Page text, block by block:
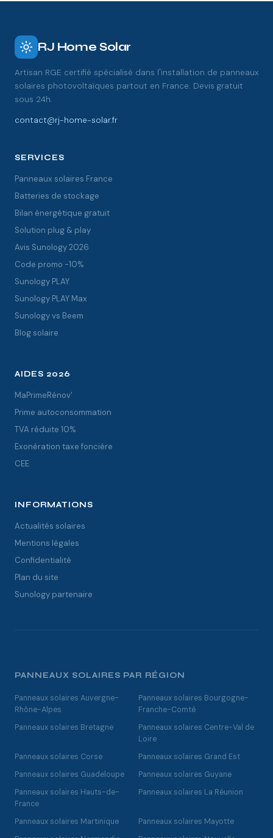
RJ Home Solar
Artisan RGE certifié spécialisé dans l'installation de panneaux
solaires photovoltaïques partout en France. Devis gratuit
sous 24h.
contact@rj-home-solar.fr
SERVICES
Panneaux solaires France
Batteries de stockage
Bilan énergétique gratuit
Solution plug & play
Avis Sunology 2026
Code promo -10%
Sunology PLAY
Sunology PLAY Max
Sunology vs Beem
Blog solaire
AIDES 2026
MaPrimeRénov'
Prime autoconsommation
TVA réduite 10%
Exonération taxe foncière
CEE
INFORMATIONS
Actualités solaires
Mentions légales
Confidentialité
Plan du site
Sunology partenaire
PANNEAUX SOLAIRES PAR RÉGION
Panneaux solaires Auvergne-
Rhône-Alpes
Panneaux solaires Bourgogne-
Franche-Comté
Panneaux solaires Bretagne
Panneaux solaires Centre-Val de
Loire
Panneaux solaires Corse
Panneaux solaires Grand Est
Panneaux solaires Guadeloupe
Panneaux solaires Guyane
Panneaux solaires Hauts-de-
France
Panneaux solaires La Réunion
Panneaux solaires Martinique
Panneaux solaires Mayotte